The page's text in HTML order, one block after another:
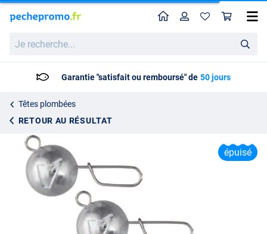
recherche...
HomeProfil
Garantie "satisfait ou remboursé" de 50 jours
Têtes plombées
RETOUR AU RÉSULTAT
Dragon Flexi Head, 3 pièces !
épuisé